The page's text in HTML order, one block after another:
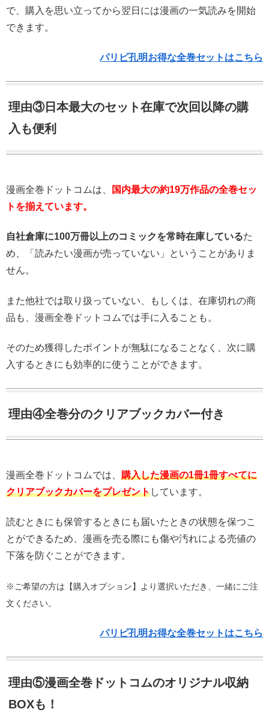
で、購入を思い立ってから翌日には漫画の一気読みを開始
できます。
パリピ孔明お得な全巻セットはこちら
理由③日本最大のセット在庫で次回以降の購
入も便利
漫画全巻ドットコムは、
国内最大の約19万作品の全巻セッ
トを揃えています。
自社倉庫に100万冊以上のコミックを常時在庫しているた
め、「読みたい漫画が売っていない」ということがありま
せん。
また他社では取り扱っていない、もしくは、在庫切れの商
品も、漫画全巻ドットコムでは手に入ることも。
そのため獲得したポイントが無駄になることなく、次に購
入するときにも効率的に使うことができます。
理由④全巻分のクリアブックカバー付き
漫画全巻ドットコムでは、 購入した漫画の1冊1冊すべてに
クリアブックカバーをプレゼントしています。
読むときにも保管するときにも届いたときの状態を保つこ
とができるため、漫画を売る際にも傷や汚れによる売値の
下落を防ぐことができます。
※ご希望の方は【購入オプション】より選択いただき、一緒にご注
文ください。
パリピ孔明お得な全巻セットはこちら
理由⑤漫画全巻ドットコムのオリジナル収納
BOXも！